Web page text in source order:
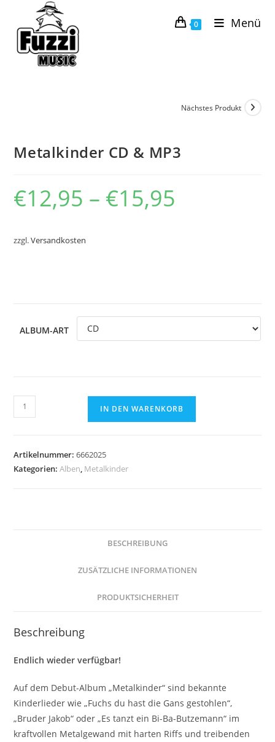
springen
0 Menü
Nächstes Produkt
Metalkinder CD & MP3
€12,95 – €15,95
zzgl.Versandkosten
ALBUM-ART
Metalkinder
CD
Menge
IN DEN WARENKORB
Artikelnummer:6662025
Kategorien:Alben, Metalkinder
BESCHREIBUNG
ZUSÄTZLICHE INFORMATIONEN
PRODUKTSICHERHEIT
Beschreibung
Endlich wieder verfügbar!
Auf dem Debut-Album „Metalkinder“ sind bekannte
Kinderlieder wie „Fuchs du hast die Gans gestohlen“,
„Bruder Jakob“ oder „Es tanzt ein Bi-Ba-Butzemann“ im
kraftvollen Metalgewand mit harten Riffs und treibenden